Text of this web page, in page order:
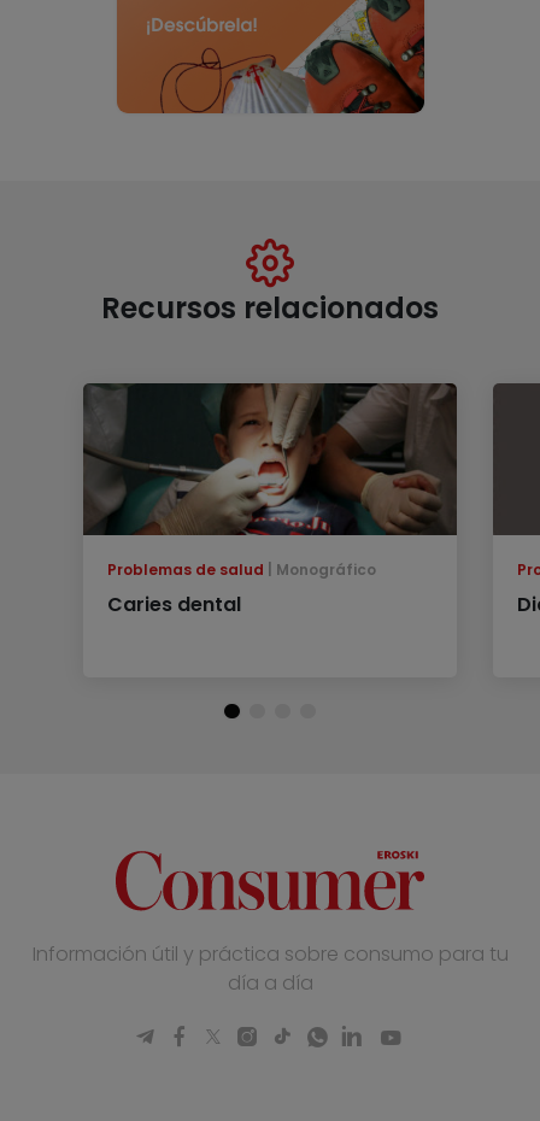
Recursos relacionados
Problemas de salud Monográfico
Caries dental
Información útil y práctica sobre consumo para tu
día a día